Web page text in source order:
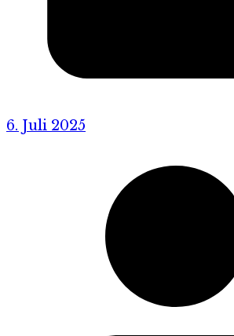
6. Juli 2025